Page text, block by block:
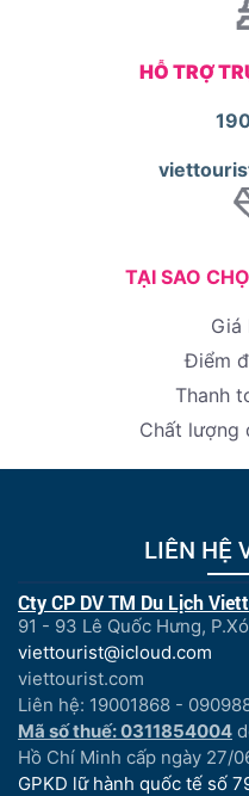
HỖ TRỢ
TẠI SAO
Giá
Điểm
Thanh
Chất lượng
LIÊN HỆ
Cty CP DV TM Du Lịch
91 - 93 Lê Quốc Hưng,
viettourist@icloud.com
viettourist.com
Liên hệ: 19001868 -
Mã số thuế: 0311854004
Hồ Chí Minh cấp ngày 27/
GPKD lữ hành quốc tế số